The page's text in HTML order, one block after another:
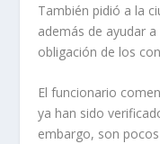
También pidió a la
además de ayudar
obligación de los
El funcionario
ya han sido
embargo, son